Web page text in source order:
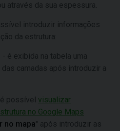
através da sua espessura.
introduzir informações
da estrutura:
- é exibida na tabela uma
camadas após introduzir a
possível visualizar
no Google Maps
no mapa" após introduzir as